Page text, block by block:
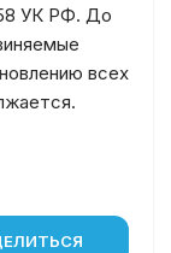
УК РФ. До
всех